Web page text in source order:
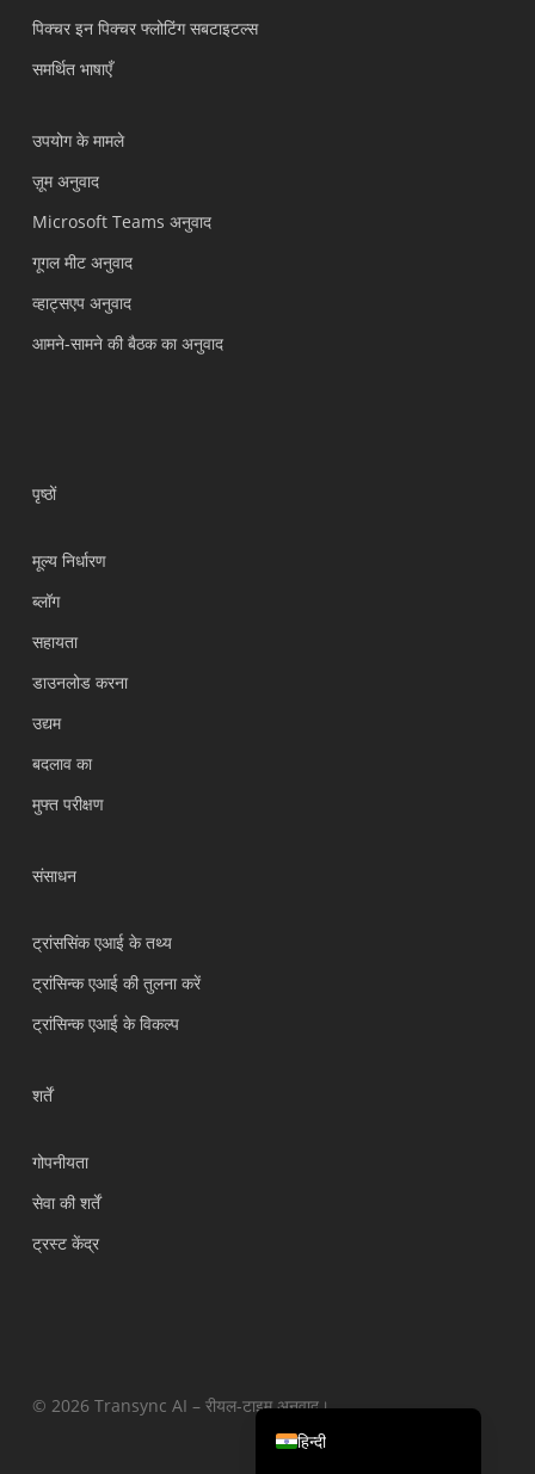
पिक्चर इन पिक्चर फ्लोटिंग सबटाइटल्स
समर्थित भाषाएँ
उपयोग के मामले
ज़ूम अनुवाद
Microsoft Teams अनुवाद
गूगल मीट अनुवाद
व्हाट्सएप अनुवाद
आमने-सामने की बैठक का अनुवाद
पृष्ठों
मूल्य निर्धारण
ब्लॉग
सहायता
डाउनलोड करना
उद्यम
बदलाव का
मुफ्त परीक्षण
संसाधन
ट्रांससिंक एआई के तथ्य
ट्रांसिन्क एआई की तुलना करें
ट्रांसिन्क एआई के विकल्प
शर्तें
गोपनीयता
सेवा की शर्तें
ट्रस्ट केंद्र
© 2026 Transync AI – रीयल-टाइम अनुवाद।
हिन्दी
English